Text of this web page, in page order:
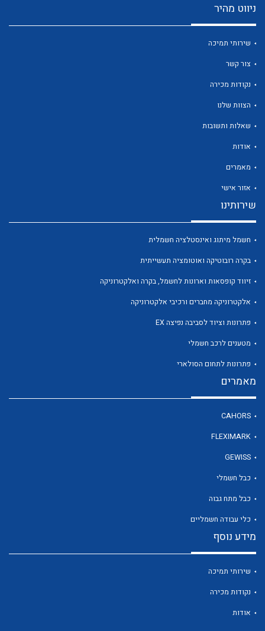
לכל מוצרי היצרן
ניווט מהיר
שירותי תמיכה
צור קשר
נקודות מכירה
הצוות שלנו
שאלות ותשובות
אודות
מאמרים
אזור אישי
שירותינו
חשמל מיתוג ואינסטלציה חשמלית
בקרה רובוטיקה ואוטומציה תעשייתית
זיווד קופסאות וארונות לחשמל, בקרה ואלקטרוניקה
אלקטרוניקה מחברים ורכיבי אלקטרוניקה
פתרונות וציוד לסביבה נפיצה EX
מטענים לרכב חשמלי
פתרונות לתחום הסולארי
מאמרים
CAHORS
FLEXIMARK
GEWISS
כבל חשמלי
כבל מתח גבוה
כלי עבודה חשמליים
מידע נוסף
שירותי תמיכה
נקודות מכירה
אודות